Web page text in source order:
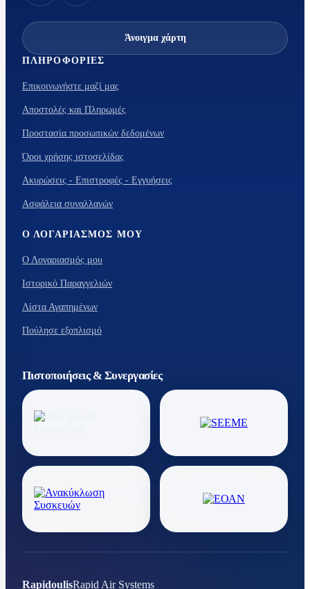
Άνοιγμα χάρτη
ΠΛΗΡΟΦΟΡΊΕΣ
Επικοινωνήστε μαζί μας
Αποστολές και Πληρωμές
Προστασία προσωπικών δεδομένων
Όροι χρήσης ιστοσελίδας
Ακυρώσεις - Επιστροφές - Εγγυήσεις
Ασφάλεια συναλλαγών
Ο ΛΟΓΑΡΙΑΣΜΌΣ ΜΟΥ
Ο Λογαριασμός μου
Ιστορικό Παραγγελιών
Λίστα Αγαπημένων
Πούλησε εξοπλισμό
Πιστοποιήσεις & Συνεργασίες
RapidoulisRapid Air Systems